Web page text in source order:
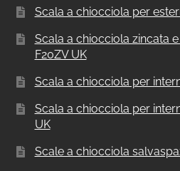
Scala a chiocciola per
Scala a chiocciola zincata
F20ZV UK
Scala a chiocciola per
Scala a chiocciola per
UK
Scale a chiocciola